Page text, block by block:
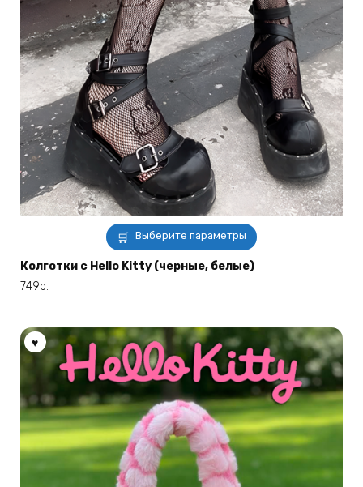
Выберите параметры
Этот
товар
имеет
можно
выбрать
на
странице
товара.
Колготки с Hello Kitty (черные, белые)
749р.